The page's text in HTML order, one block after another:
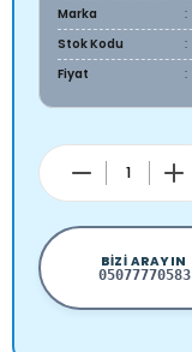
Marka
Stok Kodu
Fiyat
BIZI ARAYIN
05077770583